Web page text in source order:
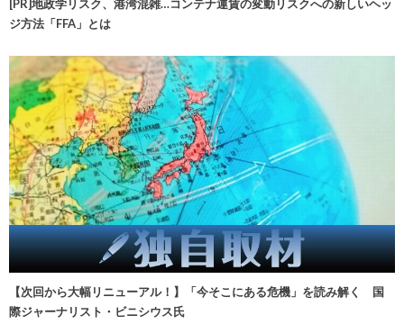
[PR]地政学リスク、港湾混雑…コンテナ運賃の変動リスクへの新しいヘッ
ジ方法「FFA」とは
【次回から大幅リニューアル！】「今そこにある危機」を読み解く 国
際ジャーナリスト・ビニシウス氏